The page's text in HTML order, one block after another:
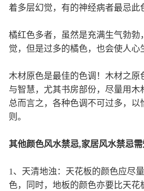
着多层幻觉，有的神经病者最忌此
橘红色多者，虽然是充满生气勃勃
觉，但是过多的橘色，也会使人心
木材原色是最佳的色调！木材之原
与智慧，尤其书房部份，尽量用木
总而言之，各种色调不可过多，以
则。
其他颜色风水禁忌,家居风水禁忌
1、天清地浊：天花板的颜色应尽
色，同时，地板的颜色亦要比天花